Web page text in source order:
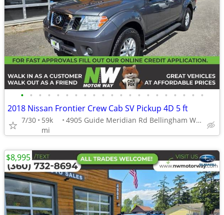
• • • • • • • • • • • • • • • • • • • • •
2018 Nissan Frontier Crew Cab SV Pickup 4D 5 ft
7/30
59k
mi
4905 Guide Meridian Rd Bellingham WA 98226
$8,995